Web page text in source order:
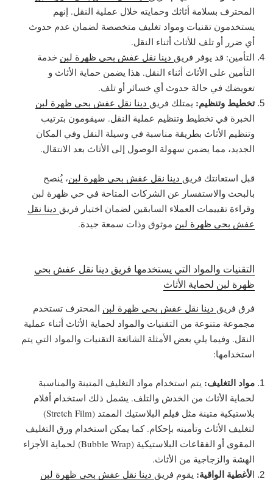
المحترف بسلامة أثاثك وحمايته خلال عملية النقل. إنهم
يستخدمون تقنيات ومواد تغليف متخصصة لضمان عدم حدوث
أي ضرر أو تلف للأثاث أثناء النقل.
التأمين: قد يوفر فريق دينا نقل عفش بحي ظهرة لبن خدمة
التأمين على الأثاث أثناء النقل. هذا يضمن حماية الأثاث و
تعويضك في حالة حدوث أي خسائر أو تلف.
تخطيط وتنظيم: يمتلك فريق دينا نقل عفش بحي ظهرة لبن
الخبرة في تخطيط وتنظيم عملية النقل. سيقومون بترتيب
وتنظيم الأثاث بطريقة مناسبة في وسيلة النقل وفي المكان
الجديد، مما يضمن سهولة الوصول إلى الأثاث بعد الانتقال.
قبل استعانتك فريق دينا نقل عفش بحي ظهرة لبن، يُنصح
بالبحث والاستفسار عن الشركات المتاحة في حي ظهرة لبن
وقراءة تقييمات العملاء السابقين لضمان اختيار فريق دينا نقل
عفش بحي ظهرة لبن موثوق وذات سمعة جيدة.
التقنيات والمواد التي يستخدمها فريق دينا نقل عفش بحي
ظهرة لبن لحماية الأثاث
فرق فريق دينا نقل عفش بحي ظهرة لبن المحترف تستخدم
مجموعة متنوعة من التقنيات والمواد لحماية الأثاث أثناء عملية
النقل. وفيما يلي بعض الأمثلة الشائعة التقنيات والمواد التي يتم
استخدامها:
مواد التغليف: يتم استخدام مواد التغليف المتينة والمناسبة
لحماية الأثاث من الخدش والتلف. يشمل ذلك استخدام أفلام
بلاستيكية متينة مثل فيلم البلاستيك الممتد (Stretch Film)
لتغليف الأثاث وتأمينه بإحكام. كما يمكن استخدام ورق التغليف
المقوى أو الفقاعات البلاستيكية (Bubble Wrap) لحماية الأجزاء
الهشة والزجاجية من الأثاث.
الأغطية الواقية: يقوم فريق دينا نقل عفش بحي ظهرة لبن